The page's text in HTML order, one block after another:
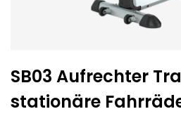
SB03 Aufrechter
stationäre